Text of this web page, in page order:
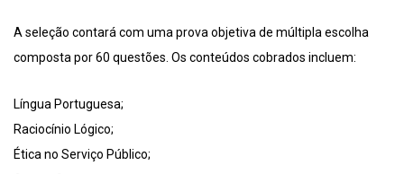
A seleção contará com uma prova objetiva de múltipla escolha
composta por 60 questões. Os conteúdos cobrados incluem:
Língua Portuguesa;
Raciocínio Lógico;
Ética no Serviço Público;